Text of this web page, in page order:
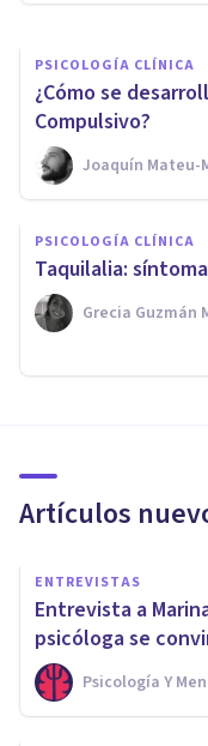
PSICOLOGÍA CLÍNICA
¿Cómo se
Compulsivo?
Joaquín Mateu-
PSICOLOGÍA CLÍNICA
Taquilalia:
Grecia Guzmán
Artículos
ENTREVISTAS
Entrevista a
psicóloga se
Psicología Y